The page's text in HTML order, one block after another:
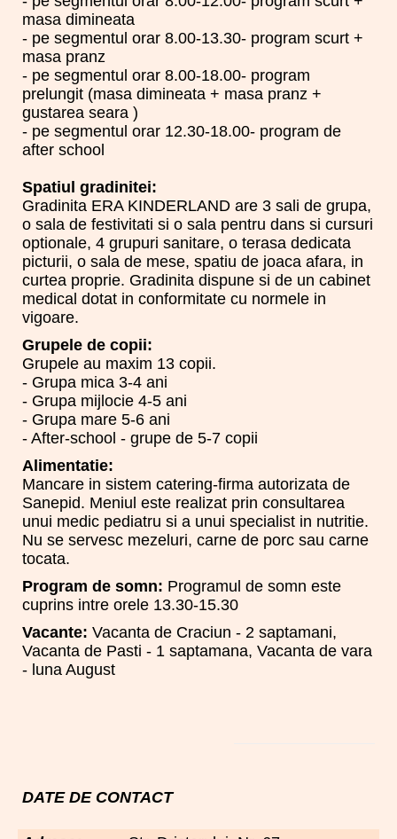
masa dimineata
- pe segmentul orar 8.00-13.30- program scurt +
masa pranz
- pe segmentul orar 8.00-18.00- program
prelungit (masa dimineata + masa pranz +
gustarea seara )
- pe segmentul orar 12.30-18.00- program de
after school
Spatiul gradinitei:
Gradinita ERA KINDERLAND are 3 sali de grupa,
o sala de festivitati si o sala pentru dans si cursuri
optionale, 4 grupuri sanitare, o terasa dedicata
picturii, o sala de mese, spatiu de joaca afara, in
curtea proprie. Gradinita dispune si de un cabinet
medical dotat in conformitate cu normele in
vigoare.
Grupele de copii:
Grupele au maxim 13 copii.
- Grupa mica 3-4 ani
- Grupa mijlocie 4-5 ani
- Grupa mare 5-6 ani
- After-school - grupe de 5-7 copii
Alimentatie:
Mancare in sistem catering-firma autorizata de
Sanepid. Meniul este realizat prin consultarea
unui medic pediatru si a unui specialist in nutritie.
Nu se servesc mezeluri, carne de porc sau carne
tocata.
Program de somn: Programul de somn este
cuprins intre orele 13.30-15.30
Vacante: Vacanta de Craciun - 2 saptamani,
Vacanta de Pasti - 1 saptamana, Vacanta de vara
- luna August
DATE DE CONTACT